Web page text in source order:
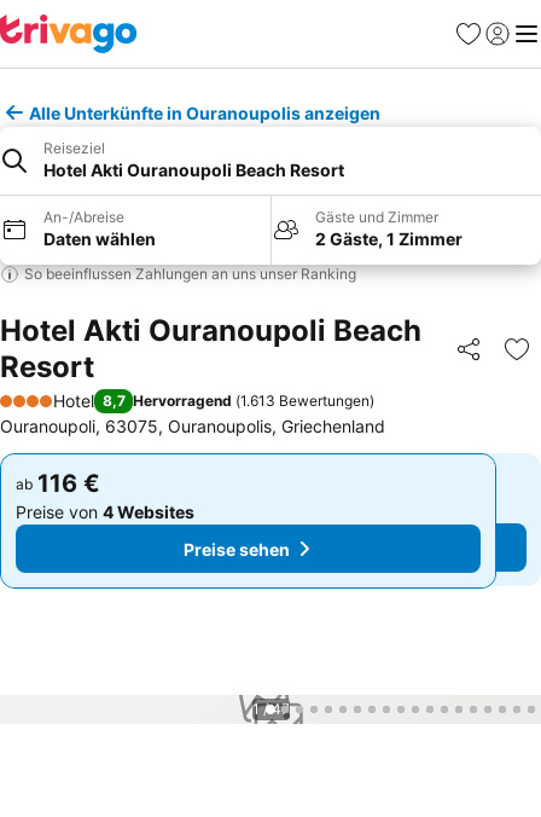
Favoriten
Alle Unterkünfte in Ouranoupolis anzeigen
Reiseziel
Hotel Akti Ouranoupoli Beach Resort
An-/Abreise
Daten wählen
Gäste und Zimmer
2 Gäste, 1 Zimmer
So beeinflussen Zahlungen an uns unser Ranking
Hotel Akti Ouranoupoli Beach
Resort
Teilen
4 Sterne
Hotel 8,7 Hervorragend (1.613 Bewertungen)
Ouranoupoli, 63075, Ouranoupolis, Griechenland
ab 116 €
Preise von 4 Websites
Preise sehen
ab 116 €
Preise von 4 Websites
Preise sehen
1 / 47